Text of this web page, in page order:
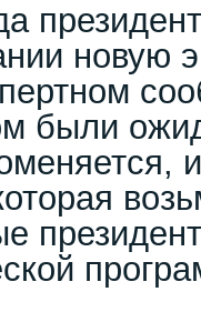
новую
были